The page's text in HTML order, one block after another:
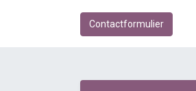
Contactformulier